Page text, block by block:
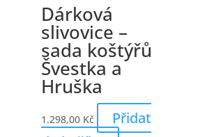
Dárková
slivovice –
sada koštýřů
Švestka a
Hruška
1.298,00 Kč
Přidat